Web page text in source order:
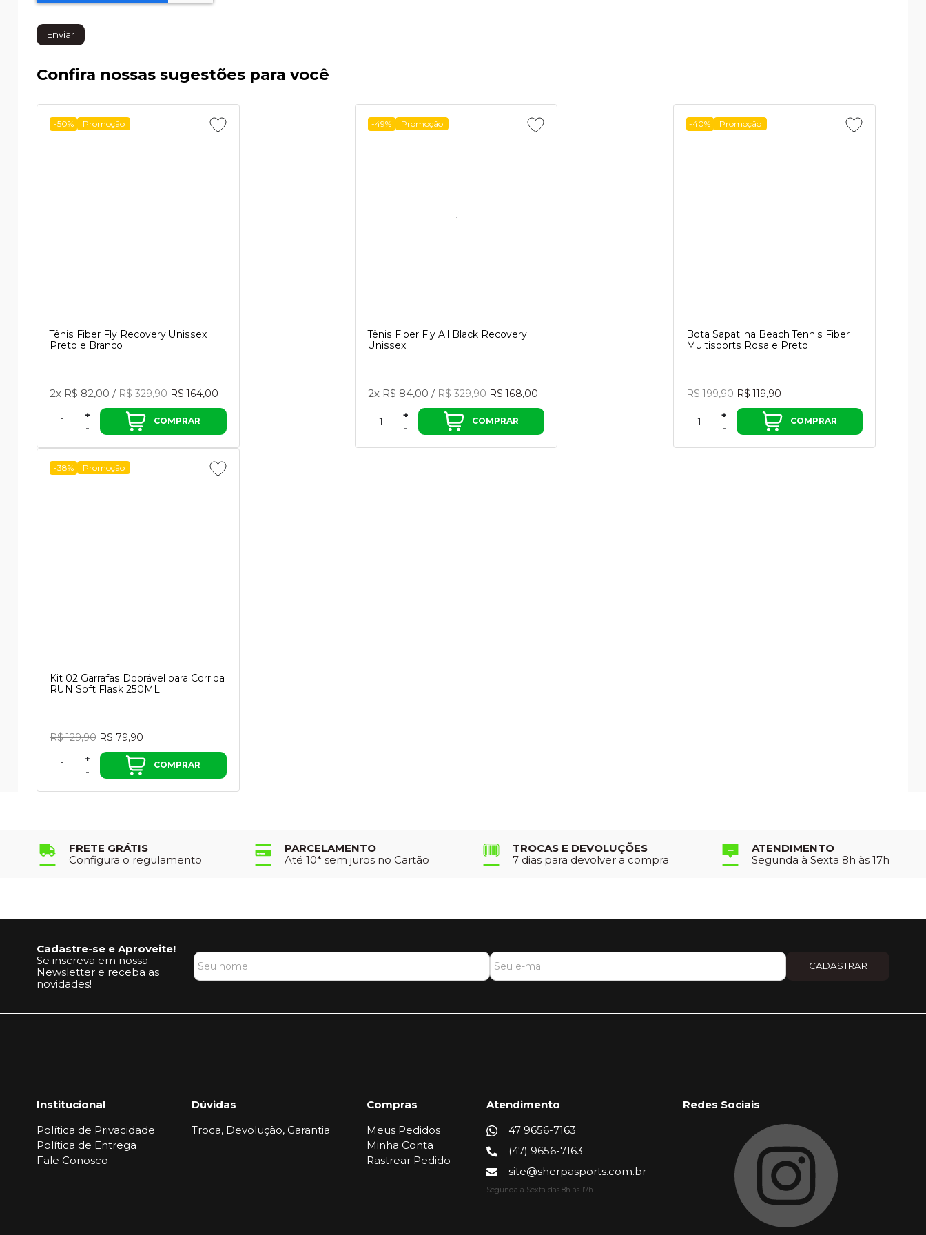
Enviar
Confira nossas sugestões para você
-50% Promoção
Tênis Fiber Fly Recovery Unissex
Preto e Branco
2x R$ 82,00 / R$ 329,90 R$ 164,00
-
+
COMPRAR
-49% Promoção
Tênis Fiber Fly All Black Recovery
Unissex
2x R$ 84,00 / R$ 329,90 R$ 168,00
-
+
COMPRAR
-40% Promoção
Bota Sapatilha Beach Tennis Fiber
Multisports Rosa e Preto
R$ 199,90 R$ 119,90
-
+
COMPRAR
-38% Promoção
Kit 02 Garrafas Dobrável para Corrida
RUN Soft Flask 250ML
R$ 129,90 R$ 79,90
-
+
COMPRAR
FRETE GRÁTIS
Configura o regulamento
PARCELAMENTO
Até 10* sem juros no Cartão
TROCAS E DEVOLUÇÕES
7 dias para devolver a compra
ATENDIMENTO
Segunda à Sexta 8h às 17h
Cadastre-se e Aproveite!
Se inscreva em nossa
Newsletter e receba as
novidades!
CADASTRAR
Institucional
Política de Privacidade
Política de Entrega
Fale Conosco
Dúvidas
Troca, Devolução, Garantia
Compras
Meus Pedidos
Minha Conta
Rastrear Pedido
Atendimento
47 9656-7163
(47) 9656-7163
site@sherpasports.com.br
Segunda à Sexta das 8h às 17h
Redes Sociais